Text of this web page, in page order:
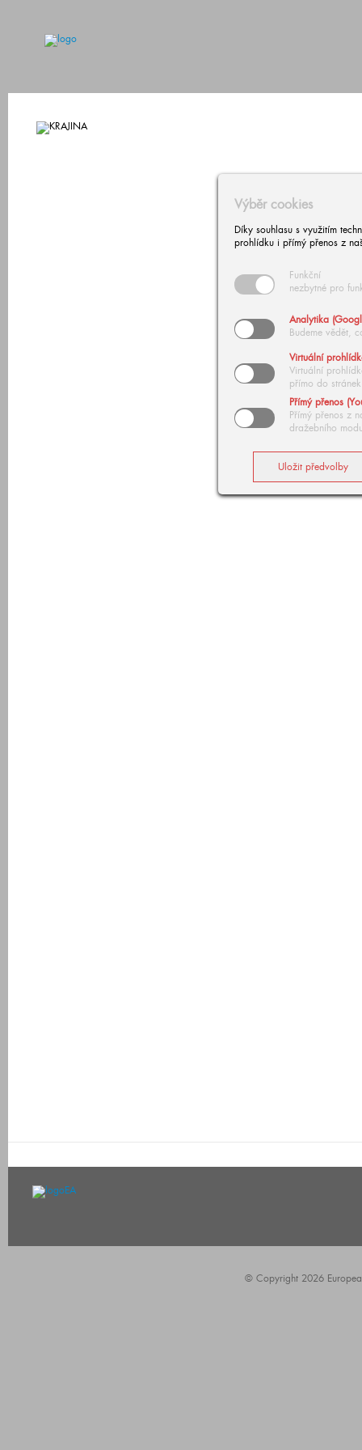
Výběr cookies
Díky souhlasu s využitím
prohlídku i přímý přenos z
Funkční
nezbytné pro
Analytika
Budeme vědět,
Virtuální
Virtuální
přímo do stránek
Přímý přenos
Přímý přenos z
dražebního
© Copyright 2026